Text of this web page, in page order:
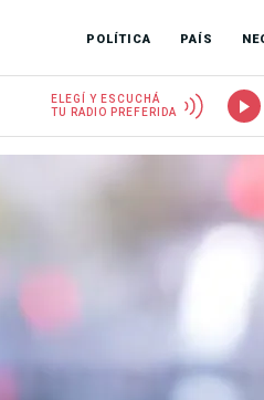
POLÍTICA PAÍS
ELEGÍ Y ESCUCHÁ
TU RADIO PREFERIDA